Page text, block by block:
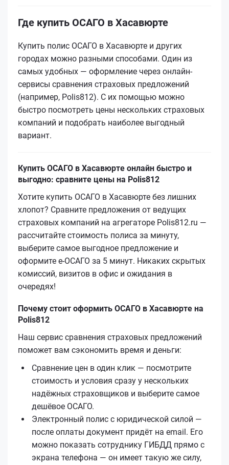
Где купить ОСАГО в Хасавюрте
Купить полис ОСАГО в Хасавюрте и других
городах можно разными способами. Один из
самых удобных — оформление через онлайн-
сервисы сравнения страховых предложений
(например, Polis812). С их помощью можно
быстро посмотреть цены нескольких страховых
компаний и подобрать наиболее выгодный
вариант.
Купить ОСАГО в Хасавюрте онлайн быстро и
выгодно: сравните цены на Polis812
Хотите купить ОСАГО в Хасавюрте без лишних
хлопот? Сравните предложения от ведущих
страховых компаний на агрегаторе Polis812.ru —
рассчитайте стоимость полиса за минуту,
выберите самое выгодное предложение и
оформите е‑ОСАГО за 5 минут. Никаких скрытых
комиссий, визитов в офис и ожидания в
очередях!
Почему стоит оформить ОСАГО в Хасавюрте на
Polis812
Наш сервис сравнения страховых предложений
поможет вам сэкономить время и деньги:
Сравнение цен в один клик — посмотрите
стоимость и условия сразу у нескольких
надёжных страховщиков и выберите самое
дешёвое ОСАГО.
Электронный полис с юридической силой —
после оплаты документ придёт на email. Его
можно показать сотруднику ГИБДД прямо с
экрана телефона — он имеет такую же силу,